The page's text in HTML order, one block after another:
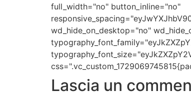
full_width="no" button_inline="no"
wd_hide_on_desktop="no"
Lascia un